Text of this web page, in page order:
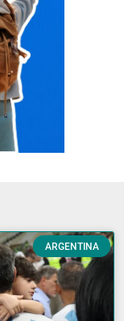
ARGENTINA